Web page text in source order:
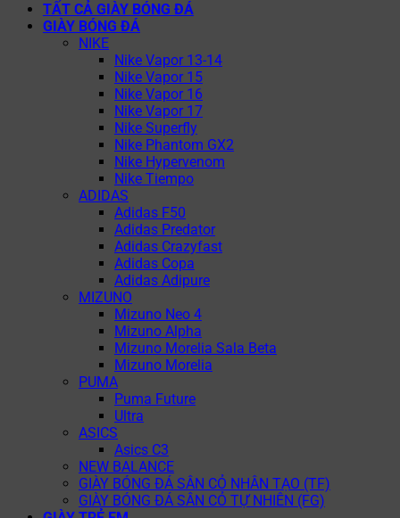
TẤT CẢ GIÀY BÓNG ĐÁ
GIÀY BÓNG ĐÁ
NIKE
Nike Vapor 13-14
Nike Vapor 15
Nike Vapor 16
Nike Vapor 17
Nike Superfly
Nike Phantom GX2
Nike Hypervenom
Nike Tiempo
ADIDAS
Adidas F50
Adidas Predator
Adidas Crazyfast
Adidas Copa
Adidas Adipure
MIZUNO
Mizuno Neo 4
Mizuno Alpha
Mizuno Morelia Sala Beta
Mizuno Morelia
PUMA
Puma Future
Ultra
ASICS
Asics C3
NEW BALANCE
GIÀY BÓNG ĐÁ SÂN CỎ NHÂN TẠO (TF)
GIÀY BÓNG ĐÁ SÂN CỎ TỰ NHIÊN (FG)